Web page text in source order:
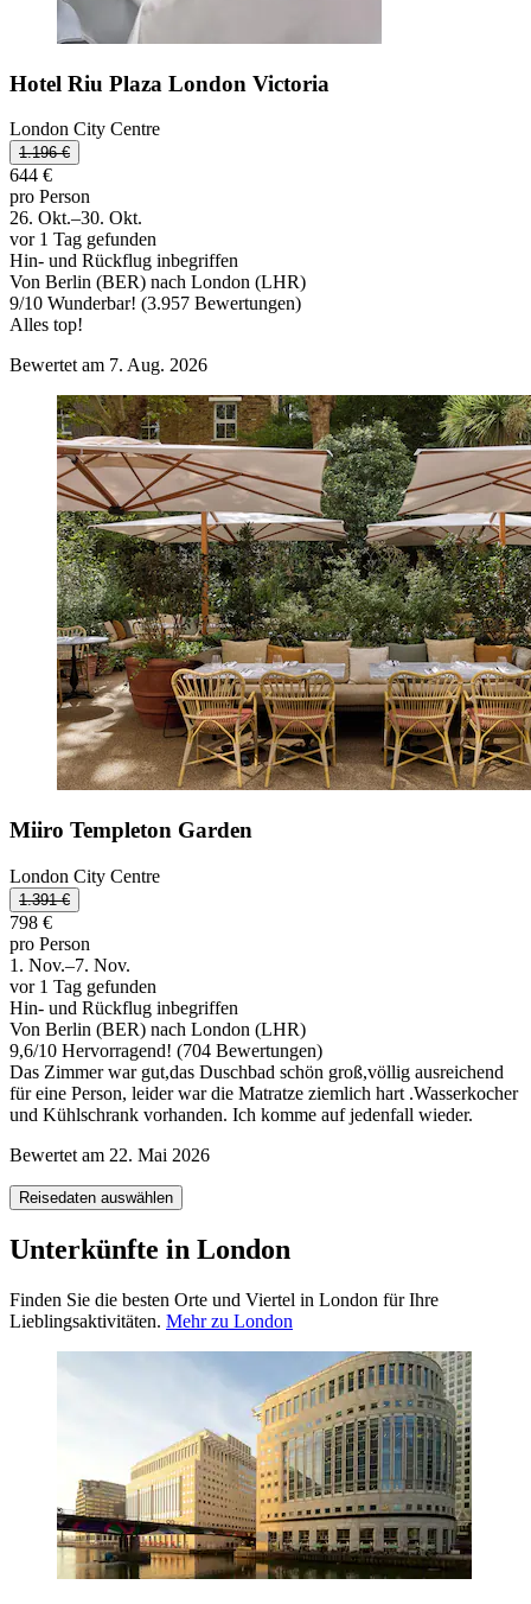
Hotel Riu Plaza London Victoria
London City Centre
1.196 €
644 €
pro Person
26. Okt.–30. Okt.
vor 1 Tag gefunden
Hin- und Rückflug inbegriffen
Von Berlin (BER) nach London (LHR)
9/10 Wunderbar! (3.957 Bewertungen)
Alles top!
Bewertet am 7. Aug. 2026
Miiro Templeton Garden
London City Centre
1.391 €
798 €
pro Person
1. Nov.–7. Nov.
vor 1 Tag gefunden
Hin- und Rückflug inbegriffen
Von Berlin (BER) nach London (LHR)
9,6/10 Hervorragend! (704 Bewertungen)
Das Zimmer war gut,das Duschbad schön groß,völlig ausreichend
für eine Person, leider war die Matratze ziemlich hart .Wasserkocher
und Kühlschrank vorhanden. Ich komme auf jedenfall wieder.
Bewertet am 22. Mai 2026
Reisedaten auswählen
Unterkünfte in London
Finden Sie die besten Orte und Viertel in London für Ihre
Lieblingsaktivitäten. Mehr zu London